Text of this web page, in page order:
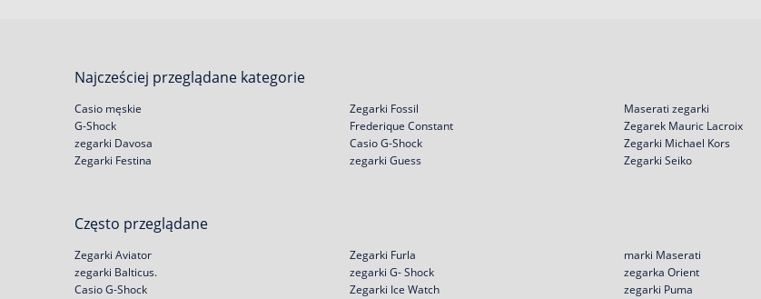
Najcześciej przeglądane kategorie
Casio męskie
G-Shock
zegarki Davosa
Zegarki Festina
Zegarki Fossil
Frederique Constant
Casio G-Shock
zegarki Guess
Maserati zegarki
Zegarek Mauric Lacroix
Zegarki Michael Kors
Zegarki Seiko
Często przeglądane
Zegarki Aviator
zegarki Balticus.
Casio G-Shock
Zegarki Furla
zegarki G- Shock
Zegarki Ice Watch
marki Maserati
zegarka Orient
zegarki Puma